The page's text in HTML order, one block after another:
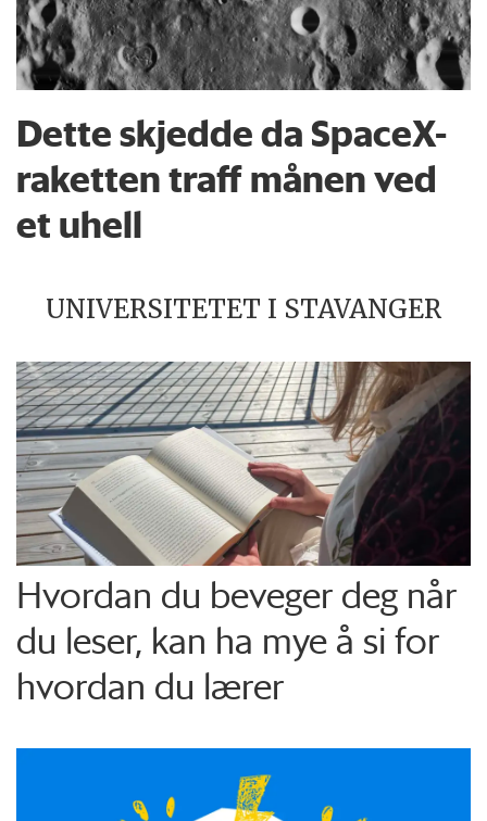
Dette skjedde da SpaceX-
raketten traff månen ved
et uhell
UNIVERSITETET I STAVANGER
Hvordan du beveger deg når
du leser, kan ha mye å si for
hvordan du lærer